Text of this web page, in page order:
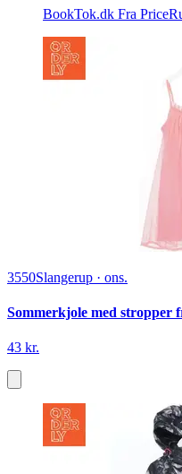
BookTok.dk Fra
3550Slangerup · ons.
Sommerkjole med stropper
43 kr.